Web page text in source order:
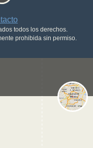
todos los derechos.
prohibida sin permiso.